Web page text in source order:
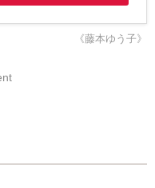
《藤本ゆう子》